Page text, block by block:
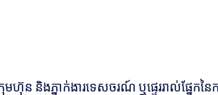
និងភ្នាក់ងារទេសចរណ៍ ឬផ្ទេររាល់ផ្នែកនៃក